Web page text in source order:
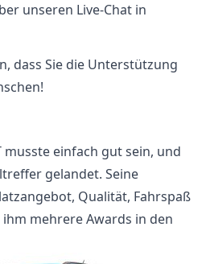
unseren Live-Chat in
dass Sie die Unterstützung
musste einfach gut sein, und
gelandet. Seine
Qualität, Fahrspaß
mehrere Awards in den